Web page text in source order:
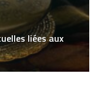
liées aux